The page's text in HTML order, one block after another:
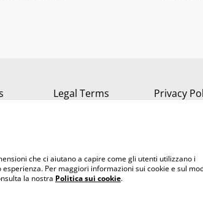
Legal Terms Privacy
che ci aiutano a capire come gli utenti utilizzano i
Per maggiori informazioni sui cookie e sul
la nostra Politica sui cookie.